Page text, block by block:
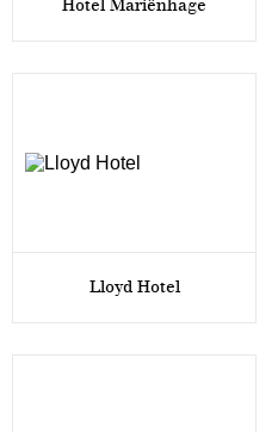
Hotel Mariënhage
Lloyd Hotel